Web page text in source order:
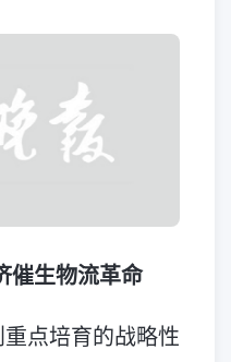
催生物流革命
重点培育的战略性